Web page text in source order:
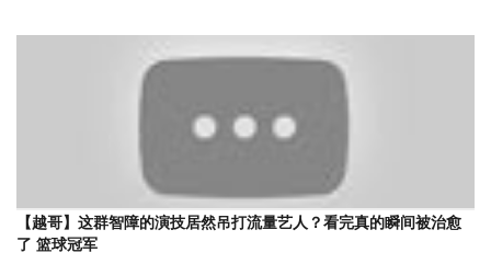
【越哥】这群智障的演技居然吊打流量艺人？看完真的瞬间被治愈
了 篮球冠军